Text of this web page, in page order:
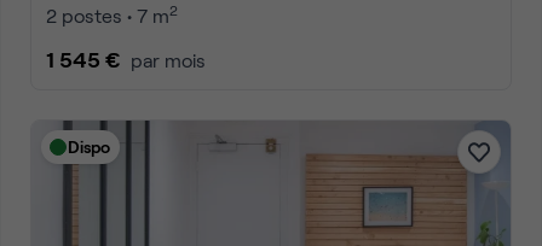
2 postes • 7 m2
1 545 € par mois
Dispo